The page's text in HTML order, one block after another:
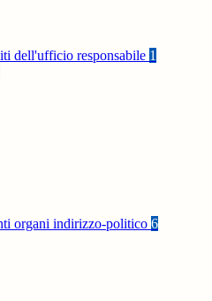
dell'ufficio responsabile 1
organi indirizzo-politico 6